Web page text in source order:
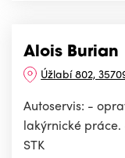
Alois Burian
Úžlabí 802,
Autoservis: -
lakýrnické
STK